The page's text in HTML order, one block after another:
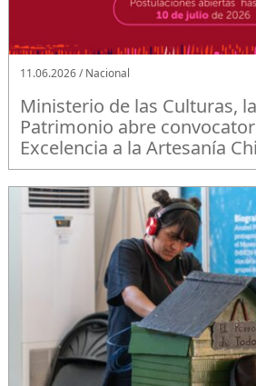
11.06.2026 / Nacional
Ministerio de las Culturas,
Patrimonio abre
Excelencia a la Artesanía